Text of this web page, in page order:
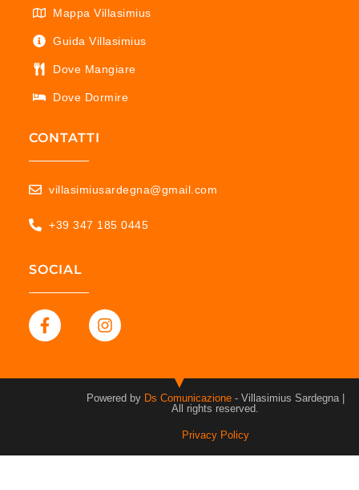
Mappa Villasimius
Guida Villasimius
Dove Mangiare
Dove Dormire
CONTATTI
villasimiusardegna@gmail.com
+39 347 185 0445
SOCIAL
Powered by Ds Comunicazione - Villasimius Sardegna |
All rights reserved.
Privacy Policy